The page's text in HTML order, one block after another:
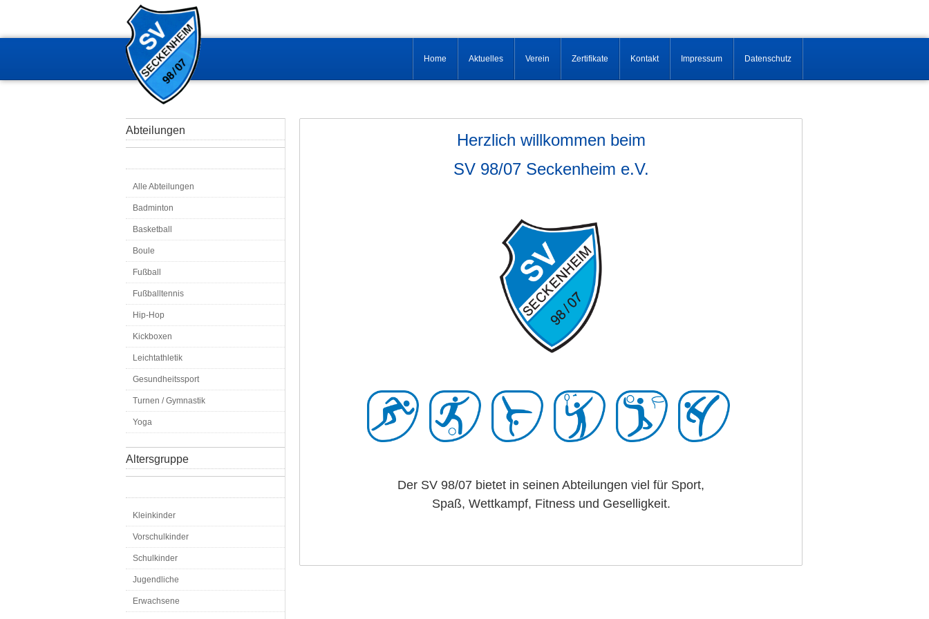
Home Aktuelles Verein Zertifikate Kontakt Impressum Datenschutz
Abteilungen
Alle Abteilungen
Badminton
Basketball
Boule
Fußball
Fußballtennis
Hip-Hop
Kickboxen
Leichtathletik
Gesundheitssport
Turnen / Gymnastik
Yoga
Altersgruppe
Kleinkinder
Vorschulkinder
Schulkinder
Jugendliche
Erwachsene
Herzlich willkommen beim
SV 98/07 Seckenheim e.V.
Der SV 98/07 bietet in seinen Abteilungen viel für Sport,
Spaß, Wettkampf, Fitness und Geselligkeit.